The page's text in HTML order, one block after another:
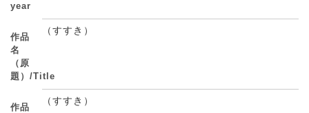
year
作品
名
（原
題）/Title
（すすき）
作品
（すすき）